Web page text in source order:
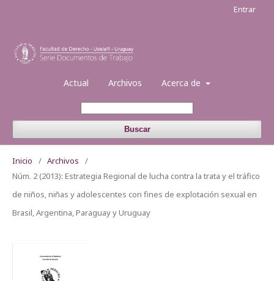
Actual Archivos Acerca de
Buscar
Entrar
Inicio / Archivos
/
Núm. 2 (2013): Estrategia Regional de lucha contra la trata y el tráfico
de niños, niñas y adolescentes con fines de explotación sexual en
Brasil, Argentina, Paraguay y Uruguay